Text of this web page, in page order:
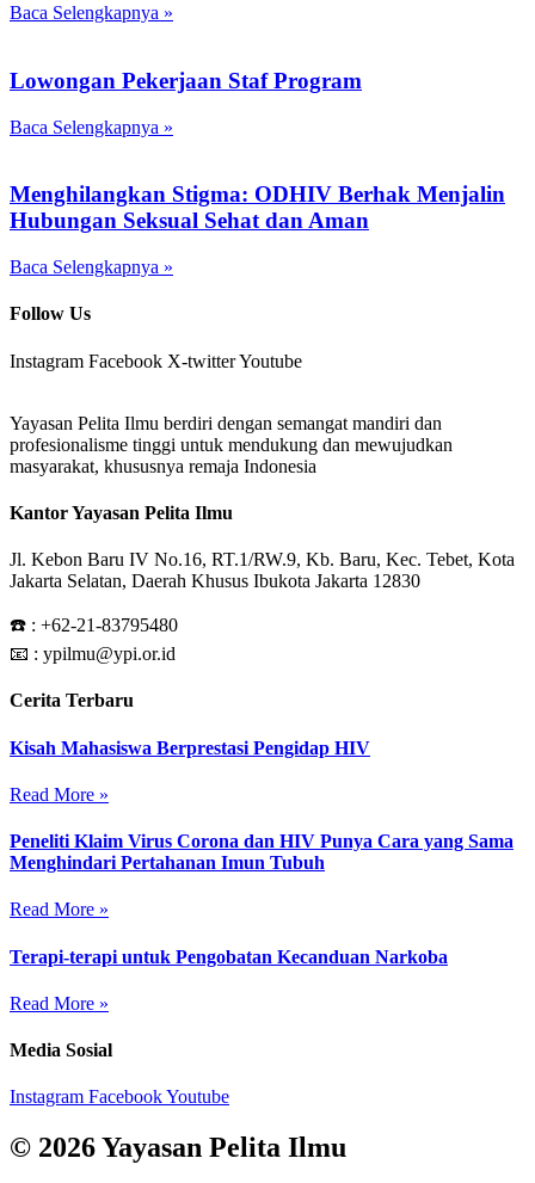
Baca Selengkapnya »
Lowongan Pekerjaan Staf Program
Baca Selengkapnya »
Menghilangkan Stigma: ODHIV Berhak Menjalin
Hubungan Seksual Sehat dan Aman
Baca Selengkapnya »
Follow Us
Instagram Facebook X-twitterYoutube
Yayasan Pelita Ilmu berdiri dengan semangat mandiri dan
profesionalisme tinggi untuk mendukung dan mewujudkan
masyarakat, khususnya remaja Indonesia
Kantor Yayasan Pelita Ilmu
Jl. Kebon Baru IV No.16, RT.1/RW.9, Kb. Baru, Kec. Tebet, Kota
Jakarta Selatan, Daerah Khusus Ibukota Jakarta 12830
☎️ : +62-21-83795480
📧 : ypilmu@ypi.or.id
Cerita Terbaru
Kisah Mahasiswa Berprestasi Pengidap HIV
Read More »
Peneliti Klaim Virus Corona dan HIV Punya Cara yang Sama
Menghindari Pertahanan Imun Tubuh
Read More »
Terapi-terapi untuk Pengobatan Kecanduan Narkoba
Read More »
Media Sosial
Instagram FacebookYoutube
© 2026 Yayasan Pelita Ilmu